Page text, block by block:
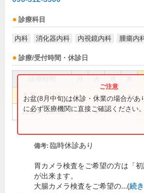
診療科目
内科 消化器内科 内視鏡内科 腫瘍内
診療/受付時間・休診日
8:30～12:00 ● ● ●
13:30～18:00 ● ● ●
お盆(8月中旬)は休診・休業の場合があ
に必ず医療機関に直接ご確認ください。
備考: 臨時休診あり
胃カメラ検査をご希望の方は「
が出来ます。
大腸カメラ検査をご希望の...(続